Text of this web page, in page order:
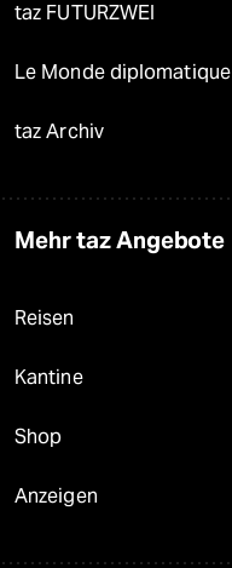
taz FUTURZWEI
Le Monde diplomatique
taz Archiv
Mehr taz Angebote
Reisen
Kantine
Shop
Anzeigen